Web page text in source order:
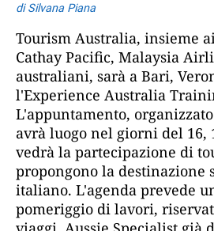
di Silvana Piana
Tourism Australia, insieme
Cathay Pacific, Malaysia
australiani, sarà a Bari,
l'Experience Australia
L'appuntamento,
avrà luogo nel giorni del 16,
vedrà la partecipazione di
propongono la destinazione
italiano. L'agenda prevede
pomeriggio di lavori,